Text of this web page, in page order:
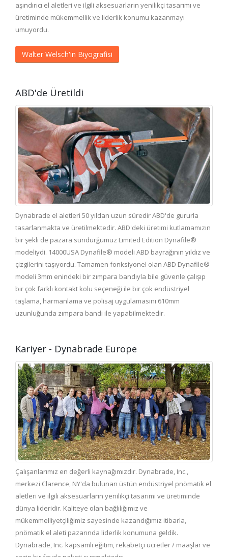
aşındırıcı el aletleri ve ilgili aksesuarların yenilikçi tasarımı ve
üretiminde mükemmellik ve liderlik konumu kazanmayı
umuyordu.
Walter Welsch'in Biyografisi
ABD'de Üretildi
Dynabrade el aletleri 50 yıldan uzun süredir ABD'de gururla
tasarlanmakta ve üretilmektedir. ABD'deki üretimi kutlamamızın
bir şekli de pazara sundurğumuz Limited Edition Dynafile®
modeliydi. 14000USA Dynafile® modeli ABD bayrağının yıldız ve
çizgilerini taşıyordu. Tamamen fonksiyonel olan ABD Dynafile®
modeli 3mm enindeki bir zımpara bandıyla bile güvenle çalışıp
bir çok farklı kontakt kolu seçeneği ile bir çok endüstriyel
taşlama, harmanlama ve polisaj uygulamasını 610mm
uzunluğunda zımpara bandı ile yapabilmektedir.
Kariyer - Dynabrade Europe
Çalışanlarımız en değerli kaynağımızdır. Dynabrade, Inc.,
merkezi Clarence, NY'da bulunan üstün endüstriyel pnömatik el
aletleri ve ilgili aksesuarların yenilikçi tasarımı ve üretiminde
dünya lideridir. Kaliteye olan bağlılığımız ve
mükemmelliyetçiliğimiz sayesinde kazandığımız itibarla,
pnömatik el aleti pazarında liderlik konumuna geldik.
Dynabrade, Inc. kapsamlı eğitim, rekabetçi ücretler / maaşlar ve